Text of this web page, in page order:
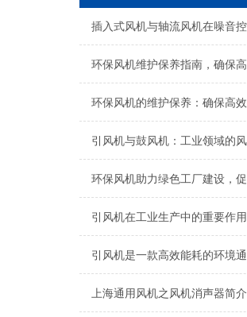
上海​通用风机之风机消声器简介